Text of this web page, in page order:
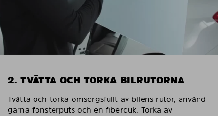
2. TVÄTTA OCH TORKA BILRUTORNA
Tvätta och torka omsorgsfullt av bilens rutor, använd
gärna fönsterputs och en fiberduk. Torka av